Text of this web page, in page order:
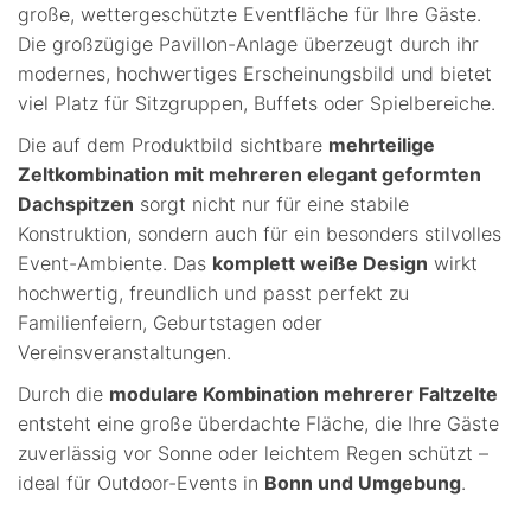
große, wettergeschützte Eventfläche für Ihre Gäste.
Die großzügige Pavillon-Anlage überzeugt durch ihr
modernes, hochwertiges Erscheinungsbild und bietet
viel Platz für Sitzgruppen, Buffets oder Spielbereiche.
Die auf dem Produktbild sichtbare mehrteilige
Zeltkombination mit mehreren elegant geformten
Dachspitzen sorgt nicht nur für eine stabile
Konstruktion, sondern auch für ein besonders stilvolles
Event-Ambiente. Das komplett weiße Design wirkt
hochwertig, freundlich und passt perfekt zu
Familienfeiern, Geburtstagen oder
Vereinsveranstaltungen.
Durch die modulare Kombination mehrerer Faltzelte
entsteht eine große überdachte Fläche, die Ihre Gäste
zuverlässig vor Sonne oder leichtem Regen schützt –
ideal für Outdoor-Events in Bonn und Umgebung.